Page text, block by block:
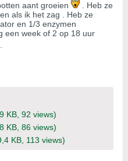
aant groeien
. Heb ze
als ik het zag . Heb ze
en 1/3 enzymen
een week of 2 op 18 uur
KB, 92 views)
KB, 86 views)
KB, 113 views)